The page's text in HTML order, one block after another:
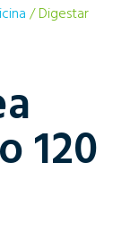
/ Digestar
120